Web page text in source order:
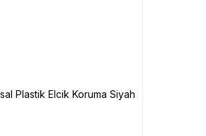
Plastik Elcik Koruma Siyah